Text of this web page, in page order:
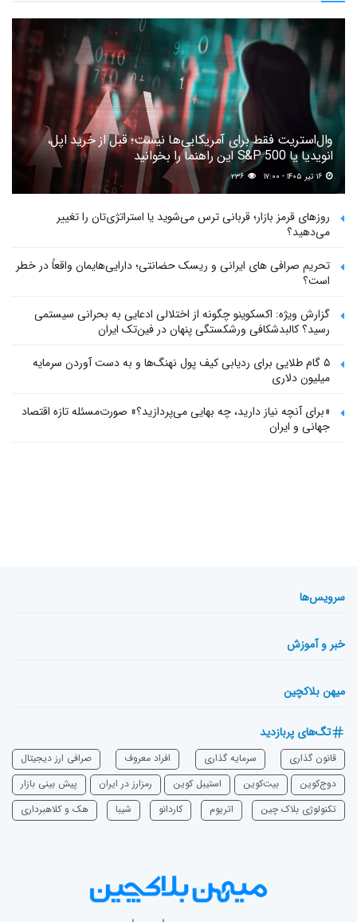
وال‌استریت فقط برای آمریکایی‌ها نیست؛ قبل از خرید اپل،
انویدیا یا S&P 500 این راهنما را بخوانید
۲۳۶
روزهای قرمز بازار؛ قربانی ترس می‌شوید یا استراتژی‌تان را تغییر
می‌دهید؟
تحریم صرافی های ایرانی و ریسک حضانتی؛ دارایی‌هایمان واقعاً در خطر
است؟
گزارش ویژه: اکسکوینو چگونه از اختلالی ادعایی به بحرانی سیستمی
رسید؟ کالبدشکافی ورشکستگی پنهان در فین‌تک ایران
۵ گام طلایی برای ردیابی کیف پول‌ نهنگ‌ها و به دست آوردن سرمایه
میلیون دلاری
«برای آنچه نیاز دارید، چه بهایی می‌پردازید؟» صورت‌مسئله تازه اقتصاد
جهانی و ایران
سرویس‌ها
خبر و آموزش
میهن بلاکچین
تگ‌های پربازدید
قانون گذاری سرمایه‌ گذاری افراد معروف
صرافی ارز دیجیتال
دوج‌کوین
بیت‌کوین استیبل کوین رمزارز در ایران
پیش بینی بازار
تکنولوژی بلاک چین
اتریوم ‌کاردانو شیبا هک و کلاهبرداری